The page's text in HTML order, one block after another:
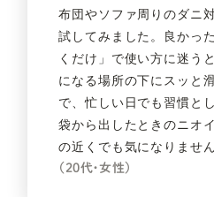
布団やソファ周りのダニ
試してみました。良かっ
くだけ」で使い方に迷う
になる場所の下にスッと
で、忙しい日でも習慣と
袋から出したときのニオ
の近くでも気になりませ
（20代・女性）